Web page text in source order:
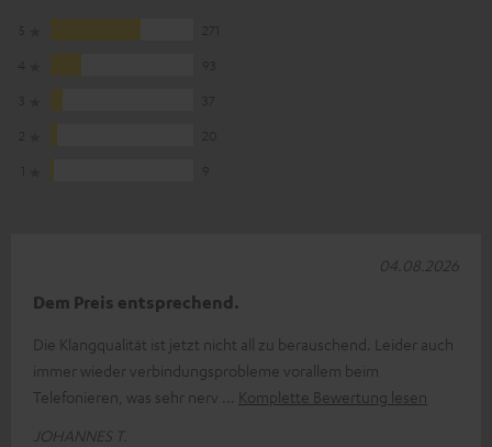
Dem Preis entsprechend.
Die Klangqualität ist jetzt nicht all zu berauschend. Leider auch
immer wieder verbindungsprobleme vorallem beim
Telefonieren, was sehr nerv
Komplette Bewertung lesen
JOHANNES T.
04.08.2026